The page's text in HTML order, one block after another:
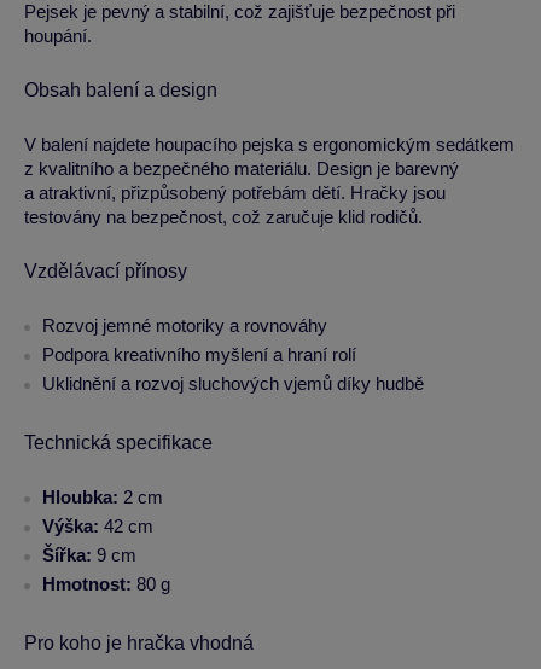
Pejsek je pevný a stabilní, což zajišťuje bezpečnost při
houpání.
Obsah balení a design
V balení najdete houpacího pejska s ergonomickým sedátkem
z kvalitního a bezpečného materiálu. Design je barevný
a atraktivní, přizpůsobený potřebám dětí. Hračky jsou
testovány na bezpečnost, což zaručuje klid rodičů.
Vzdělávací přínosy
Rozvoj jemné motoriky a rovnováhy
Podpora kreativního myšlení a hraní rolí
Uklidnění a rozvoj sluchových vjemů díky hudbě
Technická specifikace
Hloubka: 2 cm
Výška: 42 cm
Šířka: 9 cm
Hmotnost: 80 g
Pro koho je hračka vhodná